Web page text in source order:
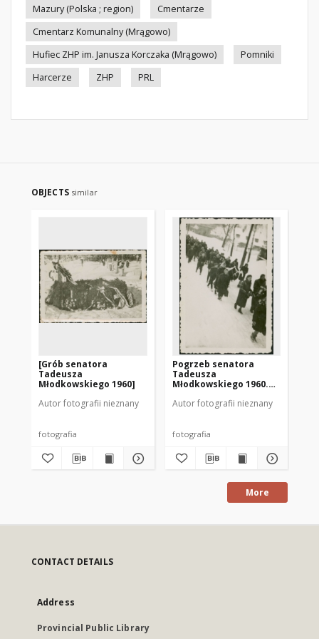
Mazury (Polska ; region)
Cmentarze
Cmentarz Komunalny (Mrągowo)
Hufiec ZHP im. Janusza Korczaka (Mrągowo)
Pomniki
Harcerze
ZHP PRL
OBJECTS similar
[Grób senatora
Tadeusza
Młodkowskiego 1960]
Autor fotografii nieznany
fotografia
Pogrzeb senatora
Tadeusza
Młodkowskiego 1960.
Autor fotografii nieznany
fotografia
More
CONTACT DETAILS
Address
Provincial Public Library